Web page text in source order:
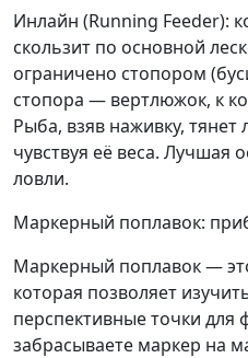
Инлайн (Running Feeder):
скользит по основной
ограничено стопором
стопора — вертлюжок, к
Рыба, взяв наживку, тянет
чувствуя её веса. Лучшая
ловли.
Маркерный поплавок:
Маркерный поплавок —
которая позволяет
перспективные точки для
забрасываете маркер на